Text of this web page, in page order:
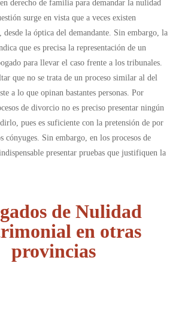
derecho de familia para demandar la nulidad
surge en vista que a veces existen
desde la óptica del demandante. Sin embargo, la
que es precisa la representación de un
para llevar el caso frente a los tribunales.
que no se trata de un proceso similar al del
a lo que opinan bastantes personas. Por
de divorcio no es preciso presentar ningún
pues es suficiente con la pretensión de por
cónyuges. Sin embargo, en los procesos de
presentar pruebas que justifiquen la
de Nulidad
en otras
provincias